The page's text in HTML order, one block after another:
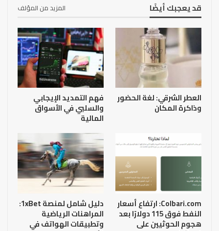
قد يعجبك أيضًا المزيد من المؤلف
العطر الشرقي: لغة الحضور
وذاكرة المكان
فهم التمديد الإيجابي
والسلبي في الأسواق
المالية
Colbari.com: ارتفاع أسعار
النفط فوق 115 دولارًا بعد
هجوم الحوثيين على
دليل شامل لمنصة 1xBet:
المراهنات الرياضية
وتطبيقات الهواتف في